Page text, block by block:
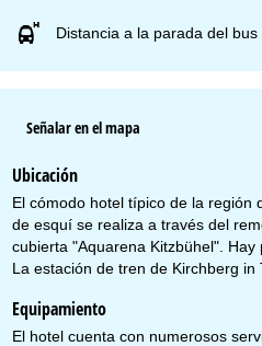
Distancia a la parada del
Señalar en el mapa
Ubicación
El cómodo hotel típico de la región
de esquí se realiza a través del
cubierta "Aquarena Kitzbühel".
La estación de tren de Kirchberg
Equipamiento
El hotel cuenta con numerosos